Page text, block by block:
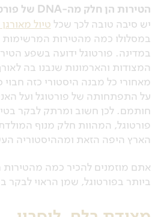
הטירות הן חלק מה-DNA של פורטוגל
יש סיבה טובה לכך שכל טיול
במסלולו כמה מהטירות
במדינה. פורטוגל ידועה בשפע
המצודות והארמונות שנבנו בה
מאחורי כל מבנה היסטורי כזה חבוי
על התפתחותה של פורטוגל ועל
חותמם. לכן חשוב ומרתק לבקר
פורטוגל, המהוות חלק מנוף
הארץ היפה הזאת ומההיסטוריה
אתם מוזמנים להכיר כמה מהטירות
ביותר בפורטוגל, שמן הראוי לבקר